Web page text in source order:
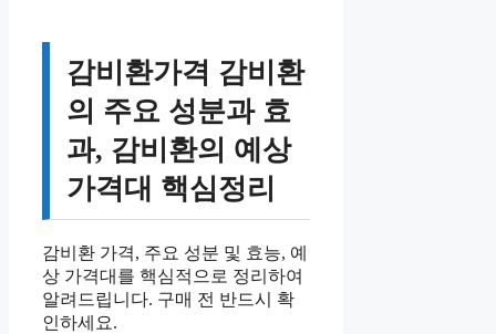
감비환가격 감비환
의 주요 성분과 효
과, 감비환의 예상
가격대 핵심정리
감비환 가격, 주요 성분 및 효능, 예
상 가격대를 핵심적으로 정리하여
알려드립니다. 구매 전 반드시 확
인하세요.